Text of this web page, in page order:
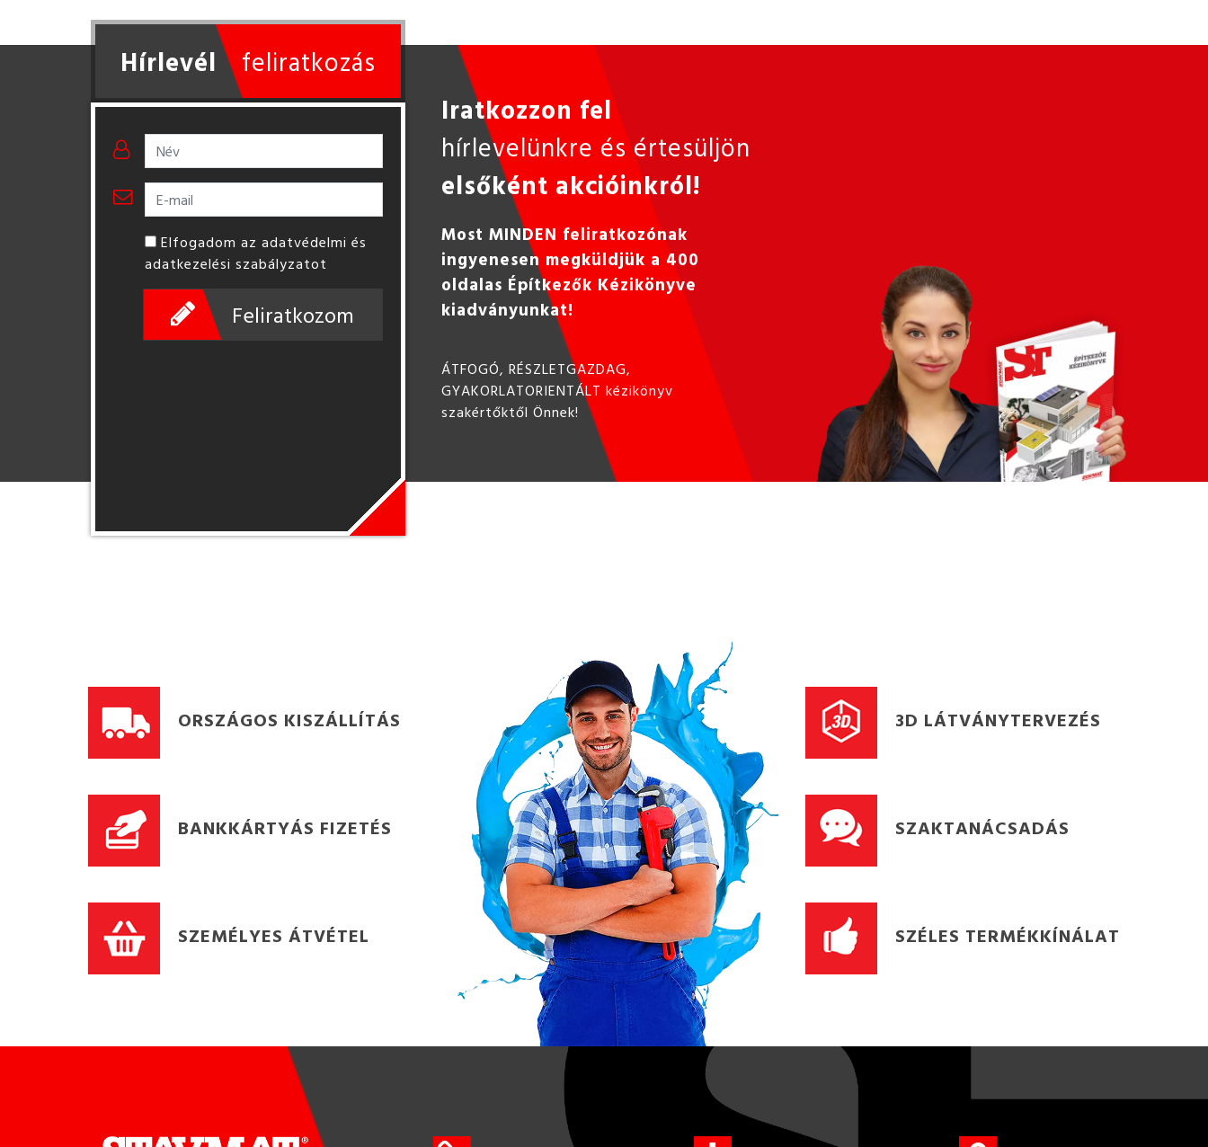
Hírlevél feliratkozás
Elfogadom az adatvédelmi és
adatkezelési szabályzatot
Feliratkozom
Iratkozzon fel
hírlevelünkre és értesüljön
elsőként akcióinkról!
Most MINDEN feliratkozónak
ingyenesen megküldjük a 400
oldalas Építkezők Kézikönyve
kiadványunkat!
ÁTFOGÓ, RÉSZLETGAZDAG,
GYAKORLATORIENTÁLT kézikönyv
szakértőktől Önnek!
ORSZÁGOS KISZÁLLÍTÁS 3D LÁTVÁNYTERVEZÉS
BANKKÁRTYÁS FIZETÉS SZAKTANÁCSADÁS
SZEMÉLYES ÁTVÉTEL SZÉLES TERMÉKKÍNÁLAT